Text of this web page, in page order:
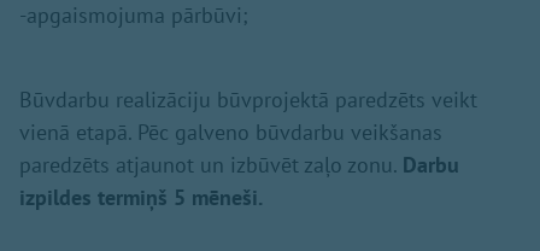
-apgaismojuma pārbūvi;
Būvdarbu realizāciju būvprojektā paredzēts veikt
vienā etapā. Pēc galveno būvdarbu veikšanas
paredzēts atjaunot un izbūvēt zaļo zonu. Darbu
izpildes termiņš 5 mēneši.